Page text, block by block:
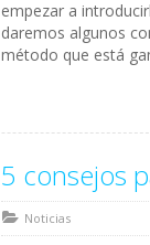
empezar a
daremos algunos
método que está
5 consejos
Noticias